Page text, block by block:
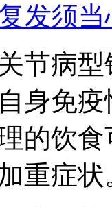
发须当
节病
身免
的饮
重症状